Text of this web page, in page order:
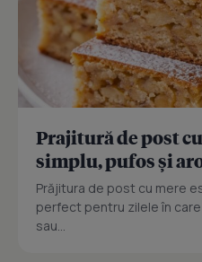
Prajitură de post
simplu, pufos și
Prăjitura de post cu mere
perfect pentru zilele în
sau...